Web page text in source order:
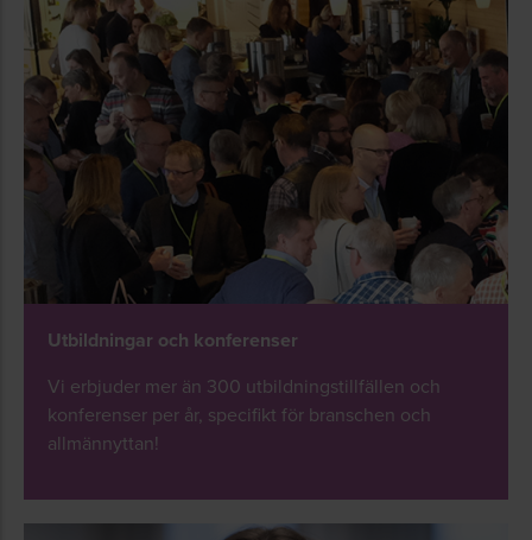
Utbildningar och konferenser
Vi erbjuder mer än 300 utbildningstillfällen och
konferenser per år, specifikt för branschen och
allmännyttan!